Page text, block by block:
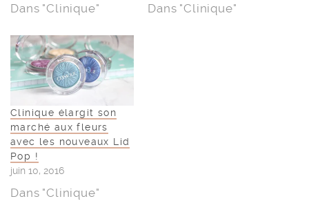
Dans "Clinique" Dans "Clinique"
Clinique élargit son
marché aux fleurs
avec les nouveaux Lid
Pop !
juin 10, 2016
Dans "Clinique"